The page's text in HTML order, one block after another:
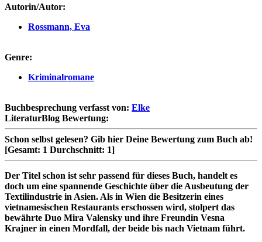
Autorin/Autor:
Rossmann, Eva
Genre:
Kriminalromane
Buchbesprechung verfasst von: Elke
LiteraturBlog Bewertung:
Schon selbst gelesen? Gib hier Deine Bewertung zum Buch ab!
[Gesamt: 1 Durchschnitt: 1]
Der Titel schon ist sehr passend für dieses Buch, handelt es
doch um eine spannende Geschichte über die Ausbeutung der
Textilindustrie in Asien. Als in Wien die Besitzerin eines
vietnamesischen Restaurants erschossen wird, stolpert das
bewährte Duo Mira Valensky und ihre Freundin Vesna
Krajner in einen Mordfall, der beide bis nach Vietnam führt.